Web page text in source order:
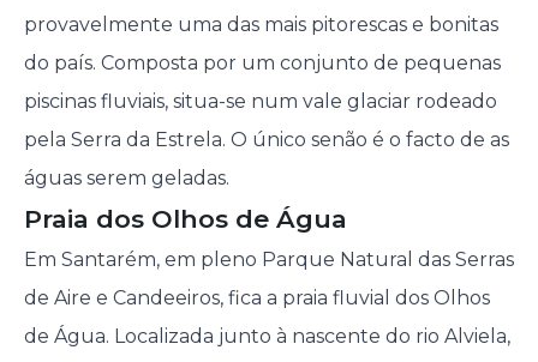
provavelmente uma das mais pitorescas e bonitas
do país. Composta por um conjunto de pequenas
piscinas fluviais, situa-se num vale glaciar rodeado
pela Serra da Estrela. O único senão é o facto de as
águas serem geladas.
Praia dos Olhos de Água
Em Santarém, em pleno Parque Natural das Serras
de Aire e Candeeiros, fica a praia fluvial dos Olhos
de Água. Localizada junto à nascente do rio Alviela,